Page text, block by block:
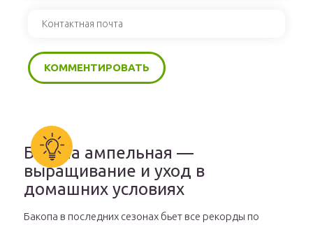
Бакопа ампельная —
выращивание и уход в
домашних условиях
Бакопа в последних сезонах бьет все рекорды по